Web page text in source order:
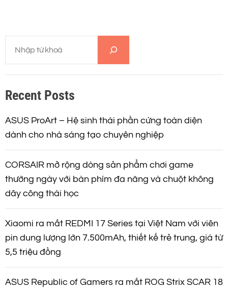
m
i
m
Recent Posts
ASUS ProArt – Hệ sinh thái phần cứng toàn diện
dành cho nhà sáng tạo chuyên nghiệp
CORSAIR mở rộng dòng sản phẩm chơi game
thường ngày với bàn phím đa năng và chuột không
dây công thái học
Xiaomi ra mắt REDMI 17 Series tại Việt Nam với viên
pin dung lượng lớn 7.500mAh, thiết kế trẻ trung, giá từ
5,5 triệu đồng
ASUS Republic of Gamers ra mắt ROG Strix SCAR 18